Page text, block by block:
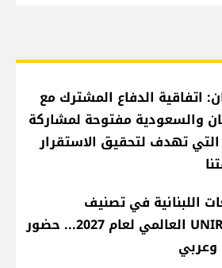
اتفاقية الدفاع المشترك مع
والسعودية مفتوحة لمشاركة
تهدف لتحقيق الاستقرار
اللبنانية في تصنيف
UNIRANKS العالمي لعام 2027... حضور